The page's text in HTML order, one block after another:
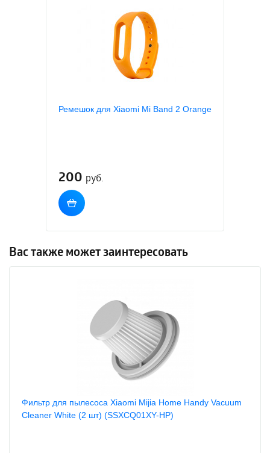
Ремешок для Xiaomi Mi Band 2 Orange
200 руб.
Вас также может заинтересовать
Фильтр для пылесоса Xiaomi Mijia Home Handy Vacuum
Cleaner White (2 шт) (SSXCQ01XY-HP)